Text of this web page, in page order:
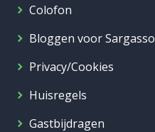
Colofon
Bloggen voor Sargasso
Privacy/Cookies
Huisregels
Gastbijdragen